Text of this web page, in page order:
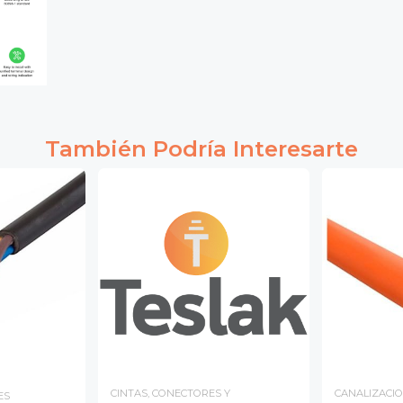
También Podría Interesarte
CINTAS, CONECTORES Y